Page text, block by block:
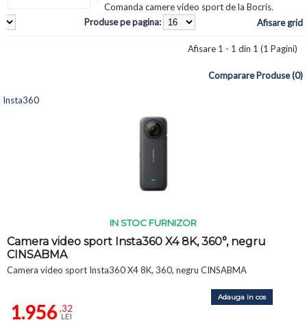
Comanda camere video sport de la Bocris.
Produse pe pagina:
Afisare grid
Afisare 1 - 1 din 1 (1 Pagini)
Comparare Produse (0)
IN STOC FURNIZOR
Camera video sport Insta360 X4 8K, 360°, negru
CINSABMA
Camera video sport Insta360 X4 8K, 360, negru CINSABMA
1.956 ,32
LEI
Adauga in cos
Insta360